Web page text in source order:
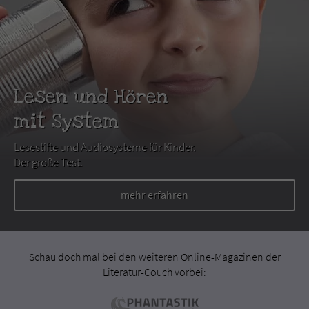
Lesen und Hören
mit System
Lesestifte und Audiosysteme für Kinder.
Der große Test.
mehr erfahren
Schau doch mal bei den weiteren Online-Magazinen der
Literatur-Couch vorbei: